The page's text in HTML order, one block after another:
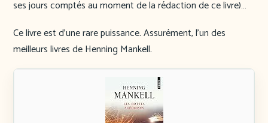
ses jours comptés au moment de la rédaction de ce livre)…
Ce livre est d’une rare puissance. Assurément, l’un des
meilleurs livres de Henning Mankell.